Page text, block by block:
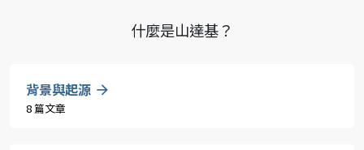
什麼是山達基？
背景與起源
8 篇文章